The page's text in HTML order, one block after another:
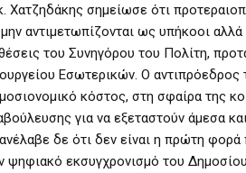
Χατζηδάκης σημείωσε ότι
αντιμετωπίζονται ως υπήκοοι
του Συνηγόρου του Πολίτη,
Εσωτερικών. Ο αντιπρόεδρος
κόστος, στη σφαίρα της
για να εξεταστούν άμεσα
δε ότι δεν είναι η πρώτη φορά
ψηφιακό εκσυγχρονισμό του